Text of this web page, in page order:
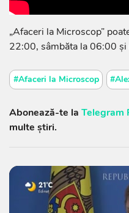
„Afaceri la Microscop”
22:00, sâmbăta la 06:00
#Afaceri la Microscop
Abonează-te la Telegram
multe știri.